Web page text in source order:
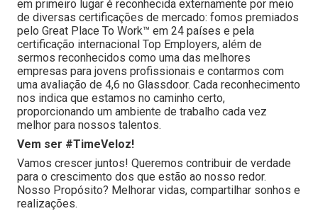
em primeiro lugar é reconhecida externamente por meio
de diversas certificações de mercado: fomos premiados
pelo Great Place To Work™ em 24 países e pela
certificação internacional Top Employers, além de
sermos reconhecidos como uma das melhores
empresas para jovens profissionais e contarmos com
uma avaliação de 4,6 no Glassdoor. Cada reconhecimento
nos indica que estamos no caminho certo,
proporcionando um ambiente de trabalho cada vez
melhor para nossos talentos.
Vem ser #TimeVeloz!
Vamos crescer juntos! Queremos contribuir de verdade
para o crescimento dos que estão ao nosso redor.
Nosso Propósito? Melhorar vidas, compartilhar sonhos e
realizações.